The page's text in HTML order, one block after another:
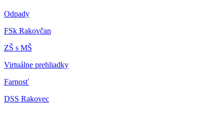
Odpady
FSk Rakovčan
ZŠ s MŠ
Virtuálne prehliadky
Farnosť
DSS Rakovec